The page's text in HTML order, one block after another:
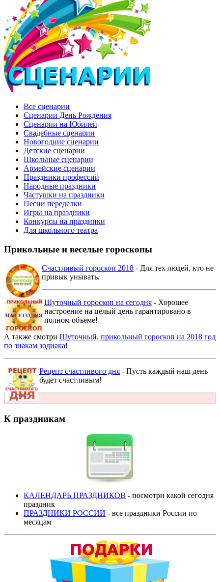
Все сценарии
Сценарии День Рождения
Сценарии на Юбилей
Свадебные сценарии
Новогодние сценарии
Детские сценарии
Школьные сценарии
Армейские сценарии
Праздники профессий
Народные праздники
Частушки на праздники
Песни переделки
Игры на праздники
Конкурсы на праздники
Для школьного театра
Прикольные и веселые гороскопы
Счастливый гороскоп 2018 - Для тех людей, кто не
привык унывать.
Шуточный гороскоп на сегодня - Хорошее
настроение на целый день гарантировано в
полном объеме!
А также смотри Шуточный, прикольный гороскоп на 2018 год
по знакам зодиака!
Рецепт счастливого дня - Пусть каждый наш день
будет счастливым!
К праздникам
КАЛЕНДАРЬ ПРАЗДНИКОВ - посмотри какой сегодня
праздник
ПРАЗДНИКИ РОССИИ - все праздники России по
месяцам